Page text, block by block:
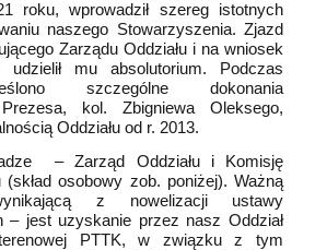
roku, wprowadził szereg istotnych
naszego Stowarzyszenia. Zjazd
Zarządu Oddziału i na wniosek
udzielił mu absolutorium. Podczas
szczególne dokonania
kol. Zbigniewa Oleksego,
Oddziału od r. 2013.
– Zarząd Oddziału i Komisję
(skład osobowy zob. poniżej). Ważną
z nowelizacji ustawy
– jest uzyskanie przez nasz Oddział
PTTK, w związku z tym